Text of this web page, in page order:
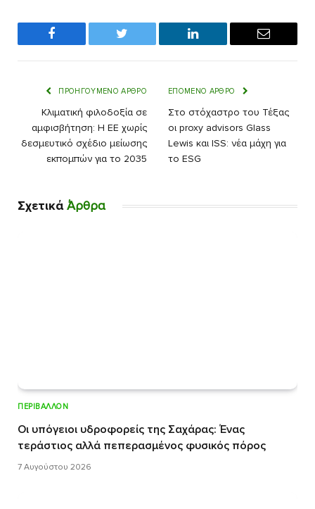
Facebook Twitter LinkedIn Email
ΠΡΟΗΓΟΎΜΕΝΟ ΆΡΘΡΟ
Κλιματική φιλοδοξία σε
αμφισβήτηση: Η ΕΕ χωρίς
δεσμευτικό σχέδιο μείωσης
εκπομπών για το 2035
ΕΠΌΜΕΝΟ ΆΡΘΡΟ
Στο στόχαστρο του Τέξας
οι proxy advisors Glass
Lewis και ISS: νέα μάχη για
το ESG
ΣχετικάΆρθρα
ΠΕΡΙΒΆΛΛΟΝ
Οι υπόγειοι υδροφορείς της Σαχάρας: Ένας
τεράστιος αλλά πεπερασμένος φυσικός πόρος
7 Αυγούστου 2026